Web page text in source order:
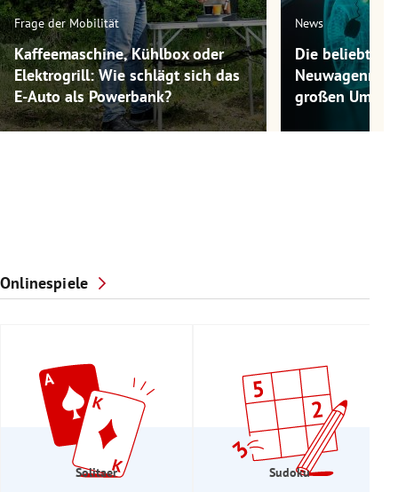
Frage der Mobilität
Kaffeemaschine, Kühlbox oder
Elektrogrill: Wie schlägt sich das
E-Auto als Powerbank?
News
Die
großen
Onlinespiele
Solitaer Sudoku